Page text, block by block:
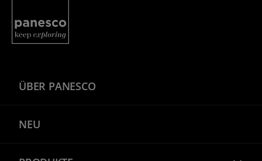
ÜBER PANESCO
NEU